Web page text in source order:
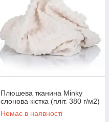
Плюшева тканина Minky
слонова кістка (пліт. 380 г/м2)
Немає в наявності